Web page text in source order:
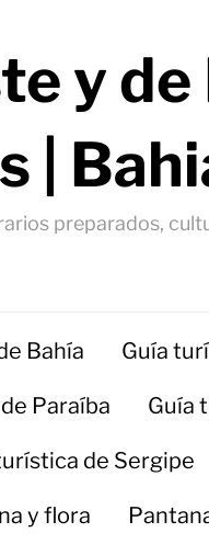
y
|
preparados,
Bahía Guía
Paraíba Guía
de Sergipe
y flora